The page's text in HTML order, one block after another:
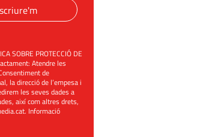
SOBRE PROTECCIÓ DE
Atendre les
de
la direcció de l’empesa i
les seves dades a
així com altres drets,
. Informació